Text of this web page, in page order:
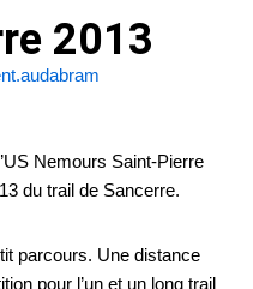
2013
Nemours Saint-Pierre
du trail de Sancerre.
parcours. Une distance
pour l’un et un long trail